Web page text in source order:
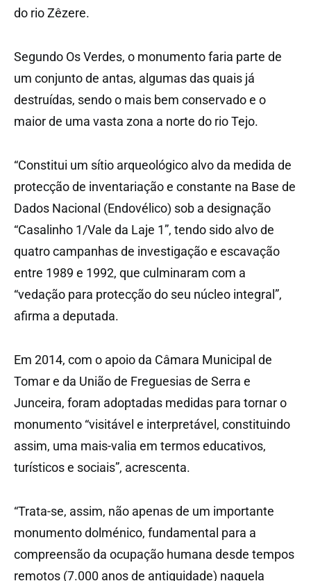
do rio Zêzere.
Segundo Os Verdes, o monumento faria parte de
um conjunto de antas, algumas das quais já
destruídas, sendo o mais bem conservado e o
maior de uma vasta zona a norte do rio Tejo.
“Constitui um sítio arqueológico alvo da medida de
protecção de inventariação e constante na Base de
Dados Nacional (Endovélico) sob a designação
“Casalinho 1/Vale da Laje 1”, tendo sido alvo de
quatro campanhas de investigação e escavação
entre 1989 e 1992, que culminaram com a
“vedação para protecção do seu núcleo integral”,
afirma a deputada.
Em 2014, com o apoio da Câmara Municipal de
Tomar e da União de Freguesias de Serra e
Junceira, foram adoptadas medidas para tornar o
monumento “visitável e interpretável, constituindo
assim, uma mais-valia em termos educativos,
turísticos e sociais”, acrescenta.
“Trata-se, assim, não apenas de um importante
monumento dolménico, fundamental para a
compreensão da ocupação humana desde tempos
remotos (7.000 anos de antiguidade) naquela